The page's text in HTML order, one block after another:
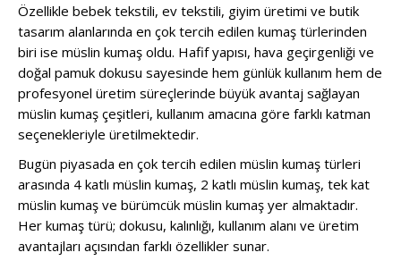
Özellikle bebek tekstili, ev tekstili, giyim üretimi ve butik
tasarım alanlarında en çok tercih edilen kumaş türlerinden
biri ise müslin kumaş oldu. Hafif yapısı, hava geçirgenliği ve
doğal pamuk dokusu sayesinde hem günlük kullanım hem de
profesyonel üretim süreçlerinde büyük avantaj sağlayan
müslin kumaş çeşitleri, kullanım amacına göre farklı katman
seçenekleriyle üretilmektedir.
Bugün piyasada en çok tercih edilen müslin kumaş türleri
arasında 4 katlı müslin kumaş, 2 katlı müslin kumaş, tek kat
müslin kumaş ve bürümcük müslin kumaş yer almaktadır.
Her kumaş türü; dokusu, kalınlığı, kullanım alanı ve üretim
avantajları açısından farklı özellikler sunar.